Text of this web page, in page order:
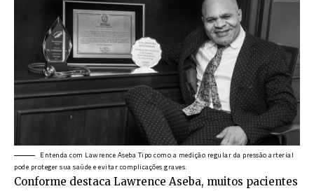
Entenda com Lawrence Aseba Tipo como a medição regular da pressão arterial
pode proteger sua saúde e evitar complicações graves.
Conforme destaca Lawrence Aseba, muitos pacientes